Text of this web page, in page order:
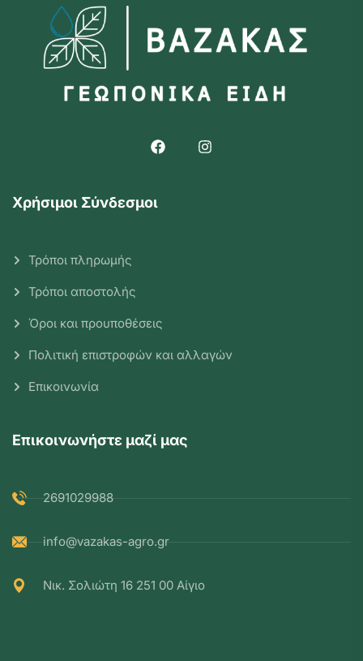
Χρήσιμοι Σύνδεσμοι
Τρόποι πληρωμής
Τρόποι αποστολής
Όροι και προυποθέσεις
Πολιτική επιστροφών και αλλαγών
Επικοινωνία
Επικοινωνήστε μαζί μας
2691029988
info@vazakas-agro.gr
Νικ. Σολιώτη 16 251 00 Αίγιο